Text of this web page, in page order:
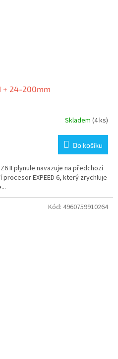
+ 24-200mm
Skladem (4 ks)
Do košíku
II plynule navazuje na předchozí
EXPEED 6, který zrychluje
Kód: 4960759910264